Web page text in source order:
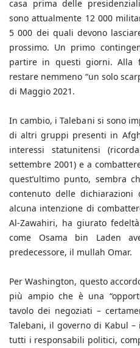
casa prima delle
sono attualmente 12 000
5 000 dei quali devono
prossimo. Un primo
partire in questi giorni. Alla
restare nemmeno “un solo
di Maggio 2021.
In cambio, i Talebani si sono
di altri gruppi presenti in
interessi statunitensi
settembre 2001) e a
quest’ultimo punto, sembra
contenuto delle dichiarazioni
alcuna intenzione di
Al-Zawahiri, ha giurato
come Osama bin Laden
predecessore, il mullah Omar.
Per Washington, questo
più ampio che è una
tavolo dei negoziati –
Talebani, il governo di Kabul
tutti i responsabili politici,